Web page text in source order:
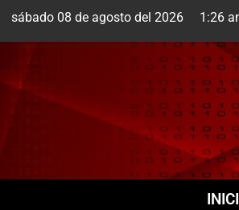
sábado 08 de agosto del 2026 1:26
Cuernavaca